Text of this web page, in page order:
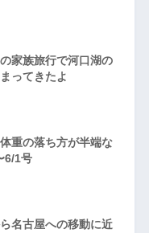
家族旅行で河口湖の
ってきたよ
重の落ち方が半端な
6/1号
名古屋への移動に近